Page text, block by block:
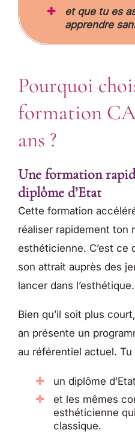
et que tu es
apprendre
Pourquoi
formation
ans ?
Une formation
diplôme d’Etat
Cette formation
réaliser rapidement ton
esthéticienne. C’est ce
son attrait auprès des
lancer dans l’esthétique.
Bien qu’il soit plus
an présente un
au référentiel actuel. Tu
un diplôme
et les mêmes
esthéticienne
classique.